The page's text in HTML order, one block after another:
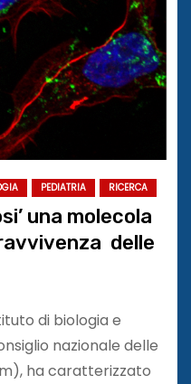
PEDIATRIA RICERCA
una molecola
delle
di biologia e
nazionale delle
ha caratterizzato